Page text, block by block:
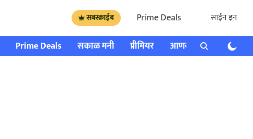
सबस्क्राईब Prime Deals साईन इन
Prime Deals सकाळ मनी प्रीमियर आणखी राशी भविष्य